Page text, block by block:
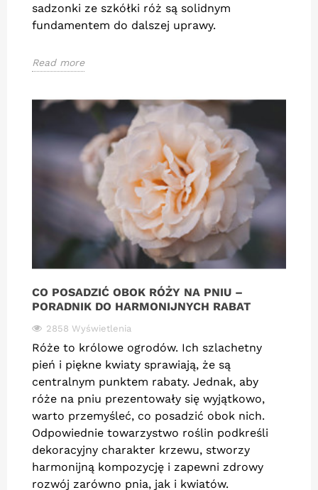
sadzonki ze szkółki róż są solidnym
fundamentem do dalszej uprawy.
Read more
CO POSADZIĆ OBOK RÓŻY NA PNIU –
PORADNIK DO HARMONIJNYCH RABAT
2858 Wyświetlenia
Róże to królowe ogrodów. Ich szlachetny
pień i piękne kwiaty sprawiają, że są
centralnym punktem rabaty. Jednak, aby
róże na pniu prezentowały się wyjątkowo,
warto przemyśleć, co posadzić obok nich.
Odpowiednie towarzystwo roślin podkreśli
dekoracyjny charakter krzewu, stworzy
harmonijną kompozycję i zapewni zdrowy
rozwój zarówno pnia, jak i kwiatów.